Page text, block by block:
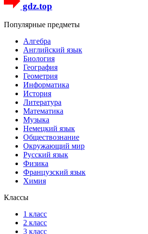
gdz.top
Популярные предметы
Алгебра
Английский язык
Биология
География
Геометрия
Информатика
История
Литература
Математика
Музыка
Немецкий язык
Обществознание
Окружающий мир
Русский язык
Физика
Французский язык
Химия
Классы
1 класс
2 класс
3 класс